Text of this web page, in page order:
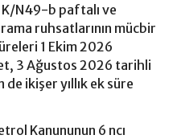
N49-b paftalı ve
ruhsatlarının mücbir
1 Ekim 2026
3 Ağustos 2026 tarihli
ikişer yıllık ek süre
Kanununun 6 ncı